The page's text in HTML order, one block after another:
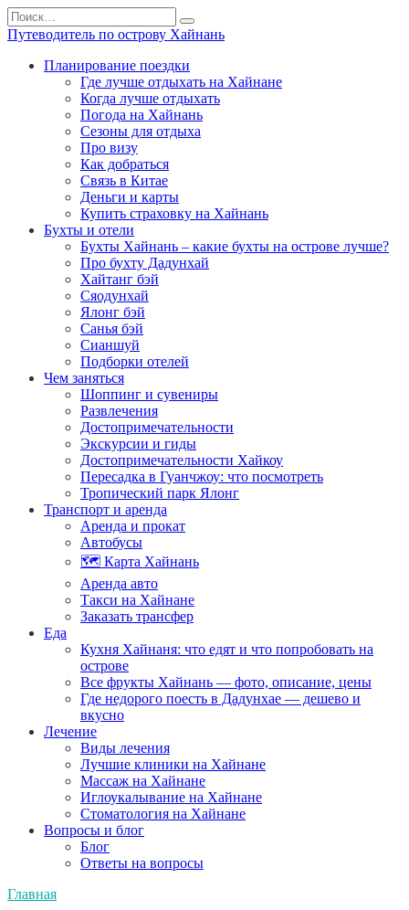
Перейти
к
содержанию
Search
for:
Путеводитель по острову Хайнань
Планирование поездки
Где лучше отдыхать на Хайнане
Когда лучше отдыхать
Погода на Хайнань
Сезоны для отдыха
Про визу
Как добраться
Связь в Китае
Деньги и карты
Купить страховку на Хайнань
Бухты и отели
Бухты Хайнань – какие бухты на острове лучше?
Про бухту Дадунхай
Хайтанг бэй
Сяодунхай
Ялонг бэй
Санья бэй
Сианшуй
Подборки отелей
Чем заняться
Шоппинг и сувениры
Развлечения
Достопримечательности
Экскурсии и гиды
Достопримечательности Хайкоу
Пересадка в Гуанчжоу: что посмотреть
Тропический парк Ялонг
Транспорт и аренда
Аренда и прокат
Автобусы
🗺️ Карта Хайнань
Аренда авто
Такси на Хайнане
Заказать трансфер
Еда
Кухня Хайнаня: что едят и что попробовать на
острове
Все фрукты Хайнань — фото, описание, цены
Где недорого поесть в Дадунхае — дешево и
вкусно
Лечение
Виды лечения
Лучшие клиники на Хайнане
Массаж на Хайнане
Иглоукалывание на Хайнане
Стоматология на Хайнане
Вопросы и блог
Блог
Ответы на вопросы
Главная